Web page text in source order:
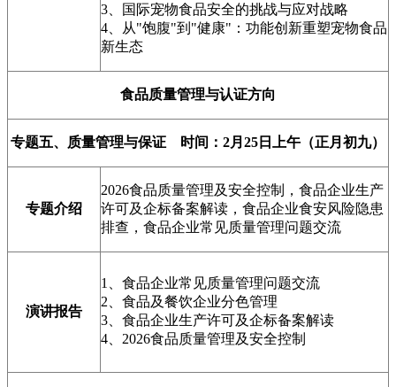
3、国际宠物食品安全的挑战与应对战略
4、从"饱腹"到"健康"：功能创新重塑宠物食品
新生态
食品质量管理与认证方向
专题五、质量管理与保证 时间：2月25日上午（正月初九）
专题介绍
2026食品质量管理及安全控制，食品企业生产
许可及企标备案解读，食品企业食安风险隐患
排查，食品企业常见质量管理问题交流
演讲报告
1、食品企业常见质量管理问题交流
2、食品及餐饮企业分色管理
3、食品企业生产许可及企标备案解读
4、2026食品质量管理及安全控制